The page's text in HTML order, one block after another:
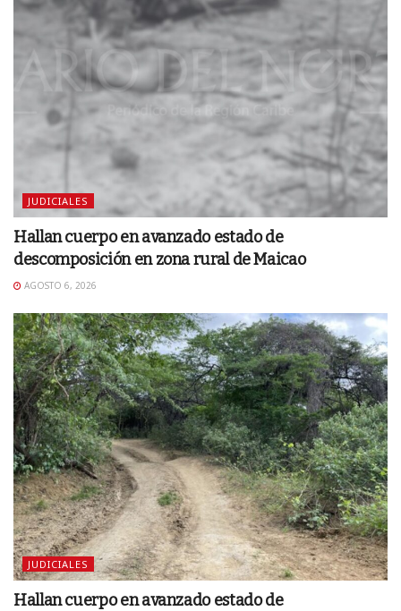
JUDICIALES
Hallan cuerpo en avanzado estado de
descomposición en zona rural de Maicao
AGOSTO 6, 2026
JUDICIALES
Hallan cuerpo en avanzado estado de